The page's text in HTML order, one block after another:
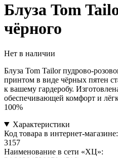
Блуза Tom
чёрного
Нет в наличии
Блуза Tom Tailor пудрово-
принтом в виде чёрных пятен
к вашему гардеробу.
обеспечивающей комфорт и
100%
Характеристики
Код товара в интернет-магазине:
3157
Наименование в сети «ХЦ»: